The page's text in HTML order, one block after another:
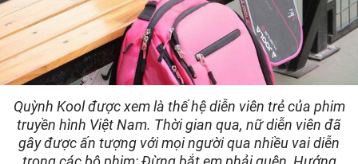
Quỳnh Kool được xem là thế hệ diễn viên trẻ của phim
truyền hình Việt Nam. Thời gian qua, nữ diễn viên đã
gây được ấn tượng với mọi người qua nhiều vai diễn